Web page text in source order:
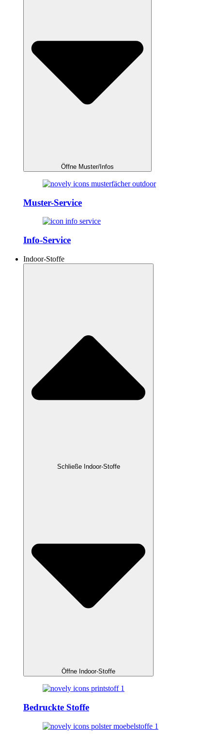
Öffne Muster/Infos
Muster-Service
Info-Service
Indoor-Stoffe
Schließe Indoor-Stoffe
Öffne Indoor-Stoffe
Bedruckte Stoffe